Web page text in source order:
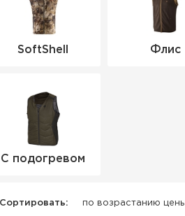
SoftShell Флис
С подогревом
Сортировать: по возрастанию